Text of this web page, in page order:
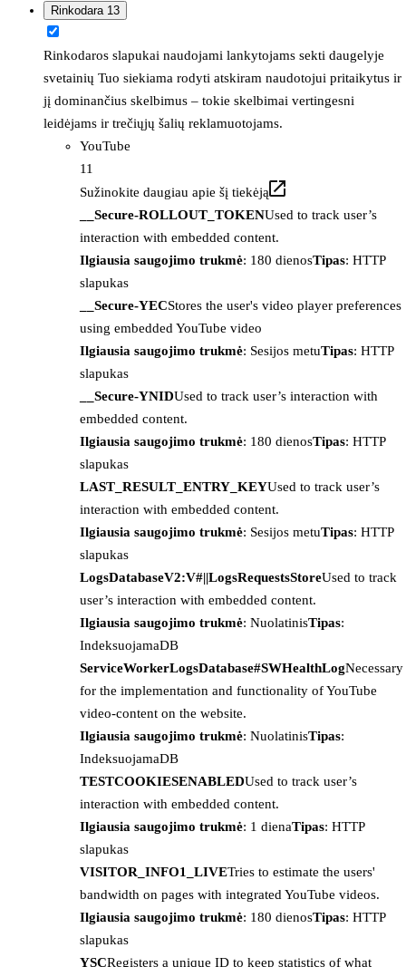
Rinkodara 13
Rinkodaros slapukai naudojami lankytojams sekti daugelyje
svetainių Tuo siekiama rodyti atskiram naudotojui pritaikytus ir
jį dominančius skelbimus – tokie skelbimai vertingesni
leidėjams ir trečiųjų šalių reklamuotojams.
YouTube
11
Sužinokite daugiau apie šį tiekėją
__Secure-ROLLOUT_TOKENUsed to track user’s
interaction with embedded content.
Ilgiausia saugojimo trukmė: 180 dienosTipas: HTTP
slapukas
__Secure-YECStores the user's video player preferences
using embedded YouTube video
Ilgiausia saugojimo trukmė: Sesijos metuTipas: HTTP
slapukas
__Secure-YNIDUsed to track user’s interaction with
embedded content.
Ilgiausia saugojimo trukmė: 180 dienosTipas: HTTP
slapukas
LAST_RESULT_ENTRY_KEYUsed to track user’s
interaction with embedded content.
Ilgiausia saugojimo trukmė: Sesijos metuTipas: HTTP
slapukas
LogsDatabaseV2:V#||LogsRequestsStoreUsed to track
user’s interaction with embedded content.
Ilgiausia saugojimo trukmė: NuolatinisTipas:
IndeksuojamaDB
ServiceWorkerLogsDatabase#SWHealthLogNecessary
for the implementation and functionality of YouTube
video-content on the website.
Ilgiausia saugojimo trukmė: NuolatinisTipas:
IndeksuojamaDB
TESTCOOKIESENABLEDUsed to track user’s
interaction with embedded content.
Ilgiausia saugojimo trukmė: 1 dienaTipas: HTTP
slapukas
VISITOR_INFO1_LIVETries to estimate the users'
bandwidth on pages with integrated YouTube videos.
Ilgiausia saugojimo trukmė: 180 dienosTipas: HTTP
slapukas
YSCRegisters a unique ID to keep statistics of what